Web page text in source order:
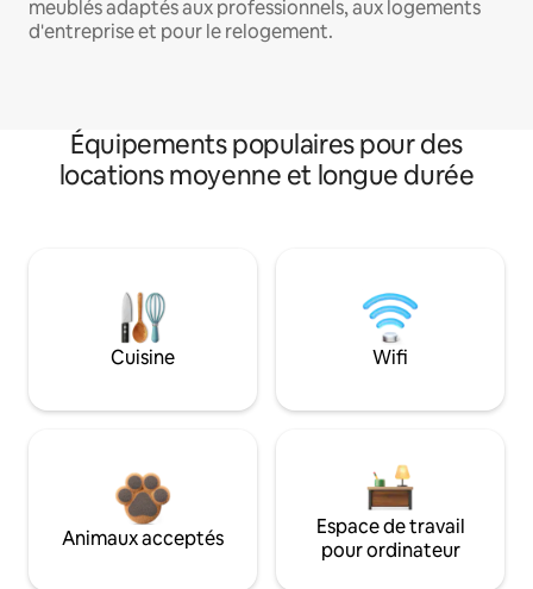
meublés adaptés aux professionnels, aux logements
d'entreprise et pour le relogement.
Équipements populaires pour des
locations moyenne et longue durée
Cuisine Wifi
Animaux acceptés
Espace de travail
pour ordinateur